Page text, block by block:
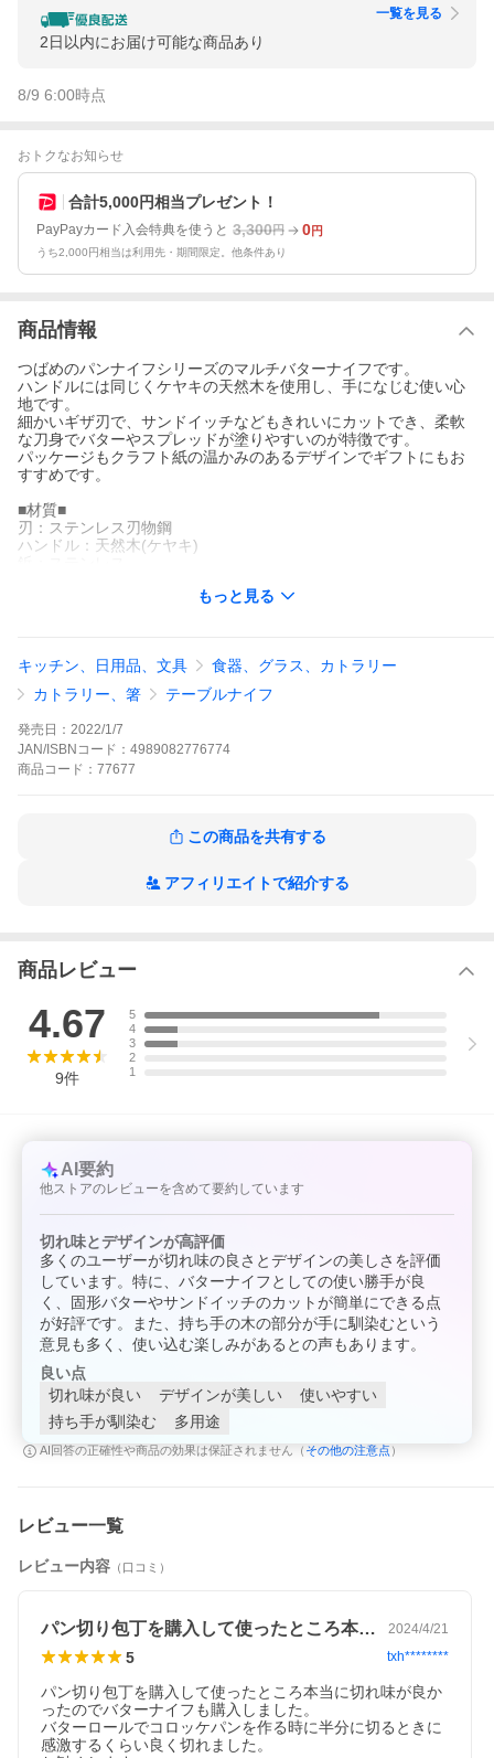
2日以内にお届け可能な商品あり
一覧を見る
8/9 6:00時点
おトクなお知らせ
合計5,000円相当プレゼント！
PayPayカード入会特典を使うと 3,300円 0円
うち2,000円相当は利用先・期間限定。他条件あり
商品情報
つばめのパンナイフシリーズのマルチバターナイフです。
ハンドルには同じくケヤキの天然木を使用し、手になじむ使い心
地です。
細かいギザ刃で、サンドイッチなどもきれいにカットでき、柔軟
な刀身でバターやスプレッドが塗りやすいのが特徴です。
パッケージもクラフト紙の温かみのあるデザインでギフトにもお
すすめです。
■材質■
刃：ステンレス刃物鋼
ハンドル：天然木(ケヤキ)
全長210×高さ25×厚み13mm
■生産国■
日本
■付属品■
マルチバターナイフ…1丁
取扱説明書…1枚
※注意事項※
●食器洗い乾燥機では使用できません
つばめのパンナイフシリーズのマルチバターナイフです。柔軟な
刀身でバターやスプレッドが塗りやすく、細かいギザ刃でトマト
や鶏肉、サンドイッチなどもきれいにカットできるのが特徴で
す。ハンドルにはつばめのパンナイフシリーズと同じくケヤキの
天然木を使用し、手になじむ使い心地です。パッケージはクラフ
ト紙の温かみのあるデザインなので、ギフトにもおすすめです。
もっと見る
キッチン、日用品、文具
食器、グラス、カトラリー
カトラリー、箸
テーブルナイフ
発売日： 2022/1/7
JAN/ISBNコード： 4989082776774
商品 コード： 77677
この商品を共有する
アフィリエイトで紹介する
商品レビュー
4.67
9件
5
4
3
2
1
AI要約
他ストアのレビューを含めて要約しています
切れ味とデザインが高評価
多くのユーザーが切れ味の良さとデザインの美しさを評価
しています。特に、バターナイフとしての使い勝手が良
く、固形バターやサンドイッチのカットが簡単にできる点
が好評です。また、持ち手の木の部分が手に馴染むという
意見も多く、使い込む楽しみがあるとの声もあります。
良い点
切れ味が良い
デザインが美しい
使いやすい
持ち手が馴染む
多用途
AI回答の正確性や商品の効果は保証されません（ その他の注意点 ）
レビュー一覧
レビュー内容 （口コミ）
パン切り包丁を購入して使ったところ本当… 2024/4/21
5 txh********
パン切り包丁を購入して使ったところ本当に切れ味が良か
ったのでバターナイフも購入しました。
バターロールでコロッケパンを作る時に半分に切るときに
感激するくらい良く切れました。